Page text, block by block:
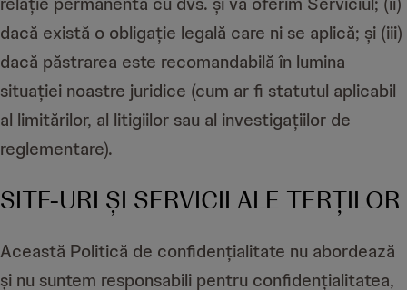
dacă există o obligație legală care ni se aplică; și (iii)
dacă păstrarea este recomandabilă în lumina
situației noastre juridice (cum ar fi statutul aplicabil
al limitărilor, al litigiilor sau al investigațiilor de
reglementare).
SITE-URI ȘI SERVICII ALE TERȚILOR
Această Politică de confidențialitate nu abordează
și nu suntem responsabili pentru confidențialitatea,